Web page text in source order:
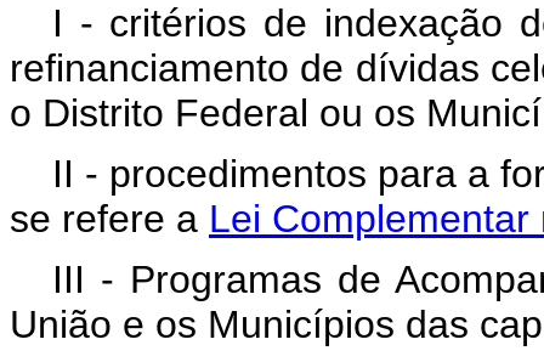
I - critérios de indexação
refinanciamento de dívidas
o Distrito Federal ou os
II - procedimentos para a
se refere a Lei Complementar
III - Programas de
União e os Municípios das